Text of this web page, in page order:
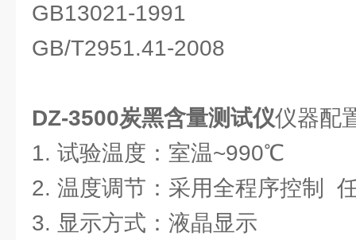
GB13021-1991
GB/T2951.41-2008
DZ-3500炭黑含量测试仪仪器配
1. 试验温度：室温~990℃
2. 温度调节：采用全程序控制
3. 显示方式：液晶显示